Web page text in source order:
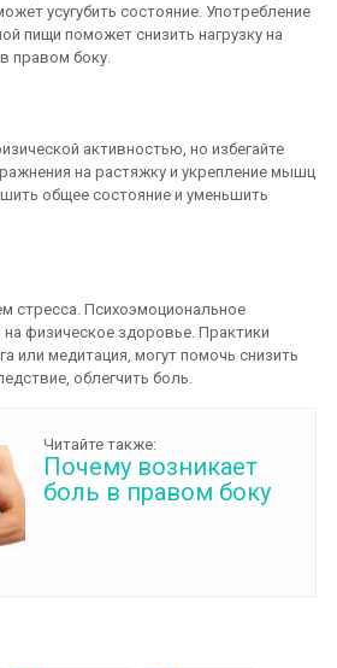
усугубить состояние. Употребление
пищи поможет снизить нагрузку на
правом боку.
активностью, но избегайте
на растяжку и укрепление мышц
общее состояние и уменьшить
стресса. Психоэмоциональное
физическое здоровье. Практики
или медитация, могут помочь снизить
облегчить боль.
Читайте также:
Почему возникает
боль в правом боку